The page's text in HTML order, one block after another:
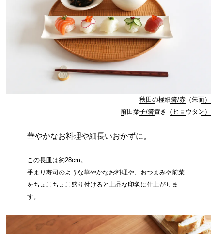
秋田の極細箸/赤（朱面）
前田葉子/箸置き（ヒョウタン）
華やかなお料理や細長いおかずに。
この長皿は約28cm。
手まり寿司のような華やかなお料理や、おつまみや前菜
をちょこちょこ盛り付けると上品な印象に仕上がりま
す。